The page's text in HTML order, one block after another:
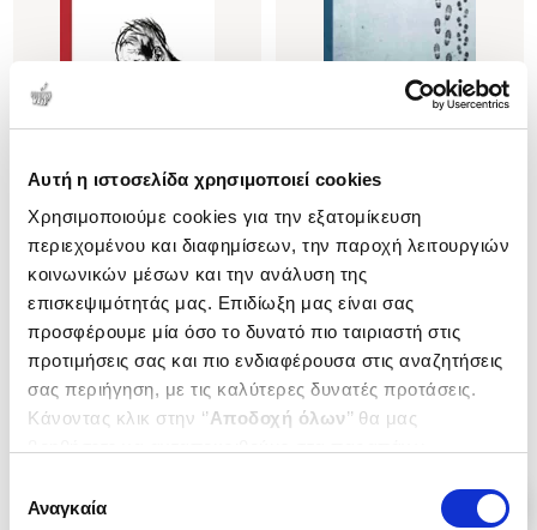
Αυτή η ιστοσελίδα χρησιμοποιεί cookies
Χρησιμοποιούμε cookies για την εξατομίκευση
περιεχομένου και διαφημίσεων, την παροχή λειτουργιών
κοινωνικών μέσων και την ανάλυση της
επισκεψιμότητάς μας. Επιδίωξη μας είναι σας
προσφέρουμε μία όσο το δυνατό πιο ταιριαστή στις
προτιμήσεις σας και πιο ενδιαφέρουσα στις αναζητήσεις
σας περιήγηση, με τις καλύτερες δυνατές προτάσεις.
Κάνοντας κλικ στην ‘’Αποδοχή όλων’’ θα μας
ενδιαφέρουν και να επιλέξετε από τα παρακάτω με την
συγκατάθεσης
Αναγκαία
Aldina 117
MCCARTHY CORMAC
26 99€
Τιμή Έκδοσης
24.29€
Τιμή Πολιτείας
Aldina 99
MCCARTHY CORMAC
17.00€
Τιμή Έκδοσης
11.90€
Τιμή Πολιτείας